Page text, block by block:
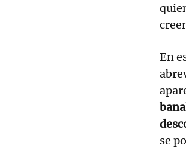
En
se